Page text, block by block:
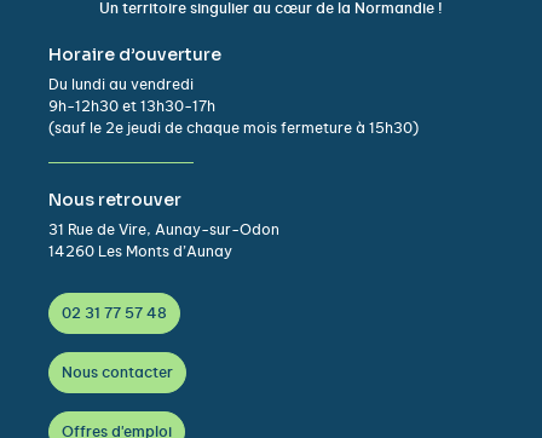
Un territoire singulier au cœur de la Normandie !
Horaire d’ouverture
Du lundi au vendredi
9h-12h30 et 13h30-17h
(sauf le 2e jeudi de chaque mois fermeture à 15h30)
Nous retrouver
31 Rue de Vire, Aunay-sur-Odon
14260 Les Monts d’Aunay
02 31 77 57 48
Nous contacter
Offres d'emploi